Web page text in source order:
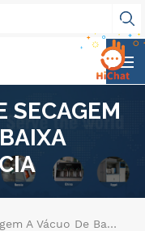
SECAGEM
Equipamento De Secagem A Vácuo De Baixa Frequência